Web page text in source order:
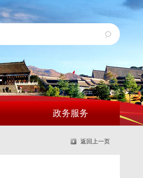
政务服务
返回上一页